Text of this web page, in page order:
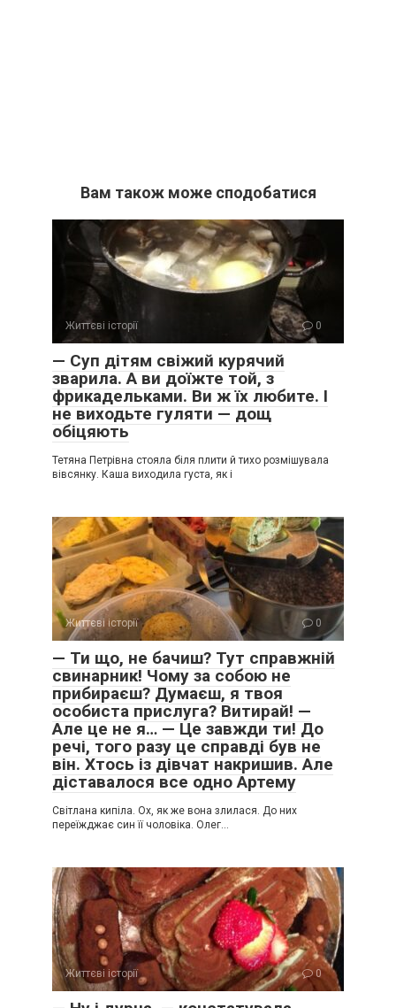
Вам також може сподобатися
Життєві історії 0
— Суп дітям свіжий курячий
зварила. А ви доїжте той, з
фрикадельками. Ви ж їх любите. І
не виходьте гуляти — дощ
обіцяють
Тетяна Петрівна стояла біля плити й тихо розмішувала
вівсянку. Каша виходила густа, як і
Життєві історії 0
— Ти що, не бачиш? Тут справжній
свинарник! Чому за собою не
прибираєш? Думаєш, я твоя
особиста прислуга? Витирай! —
Але це не я… — Це завжди ти! До
речі, того разу це справді був не
він. Хтось із дівчат накришив. Але
діставалося все одно Артему
Світлана кипіла. Ох, як же вона злилася. До них
переїжджає син її чоловіка. Олег…
Життєві історії 0